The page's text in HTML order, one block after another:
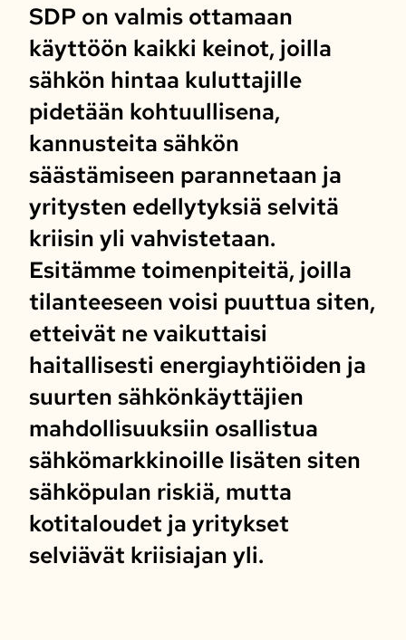
SDP on valmis ottamaan
käyttöön kaikki keinot, joilla
sähkön hintaa kuluttajille
pidetään kohtuullisena,
kannusteita sähkön
säästämiseen parannetaan ja
yritysten edellytyksiä selvitä
kriisin yli vahvistetaan.
Esitämme toimenpiteitä, joilla
tilanteeseen voisi puuttua siten,
etteivät ne vaikuttaisi
haitallisesti energiayhtiöiden ja
suurten sähkönkäyttäjien
mahdollisuuksiin osallistua
sähkömarkkinoille lisäten siten
sähköpulan riskiä, mutta
kotitaloudet ja yritykset
selviävät kriisiajan yli.